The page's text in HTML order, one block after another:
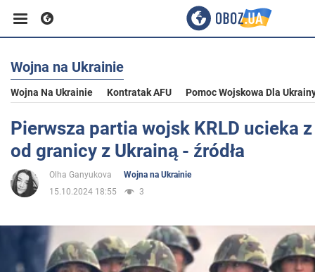
Biznes
Sport
Rozrywka
Polityka
Wojna na Ukrainie
Wojna Na Ukrainie Kontratak AFU Pomoc Wojskowa Dla
Pierwsza partia wojsk KRLD ucieka
od granicy z Ukrainą - źródła
Olha Ganyukova
Wojna na Ukrainie
15.10.2024 18:55
3